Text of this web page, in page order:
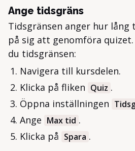
Ange tidsgräns
Tidsgränsen anger hur
på sig att genomföra
du tidsgränsen:
Navigera till kursdelen.
Klicka på fliken Quiz .
Öppna inställningen
Ange Max tid .
Klicka på Spara .